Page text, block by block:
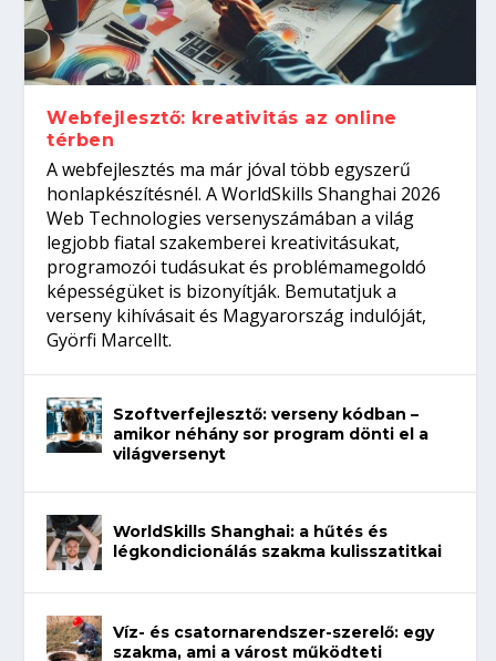
Hogyan készíts ATS-barát önéletrajzot?
Így növelheted az esélyedet az
állásinterjúra...
Kitalálod, mire használják ezeket a
gépeket?
Nem sikerült az egyetemi felvételi?
Tanulj szakmát!
Szoftverfejlesztő: verseny kódban –
amikor néhány sor program dönti el a
világversenyt...
Webfejlesztő: kreativitás az online
térben
A webfejlesztés ma már jóval több egyszerű
honlapkészítésnél. A WorldSkills Shanghai 2026
Web Technologies versenyszámában a világ
legjobb fiatal szakemberei kreativitásukat,
programozói tudásukat és problémamegoldó
képességüket is bizonyítják. Bemutatjuk a
verseny kihívásait és Magyarország indulóját,
Györfi Marcellt.
Szoftverfejlesztő: verseny kódban –
amikor néhány sor program dönti el a
világversenyt
WorldSkills Shanghai: a hűtés és
légkondicionálás szakma kulisszatitkai
Víz- és csatornarendszer-szerelő: egy
szakma, ami a várost működteti